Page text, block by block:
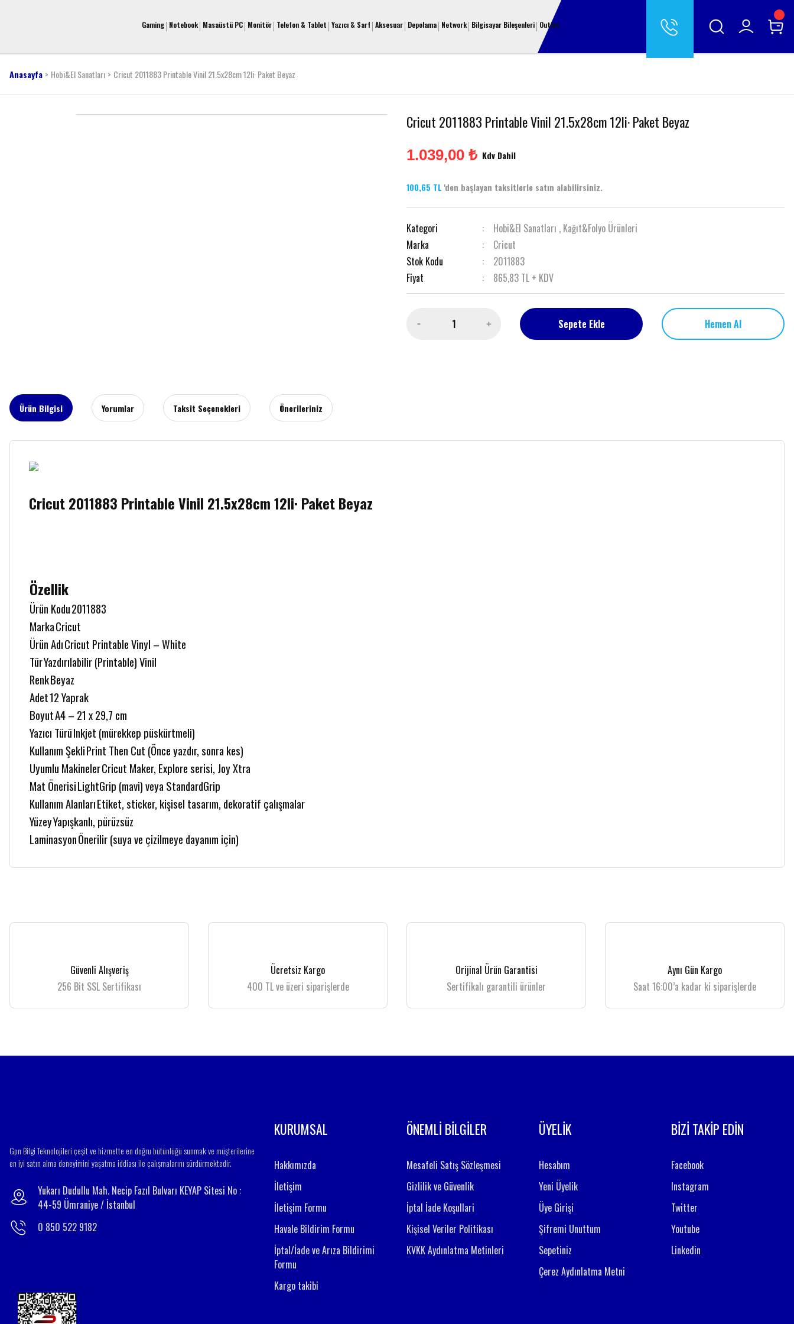
Gaming Notebook Masaüstü PC Monitör Telefon & Tablet Yazıcı & Sarf Aksesuar Depolama Network Bilgisayar Bileşenleri Outlet
Anasayfa Hobi&El Sanatları Cricut 2011883 Printable Vinil 21.5x28cm 12li· Paket Beyaz
Cricut 2011883 Printable Vinil 21.5x28cm 12li· Paket Beyaz
1.039,00 ₺ Kdv Dahil
100,65 TL 'den başlayan taksitlerle satın alabilirsiniz.
Kategori Hobi&El Sanatları , Kağıt&Folyo Ürünleri
Marka
Cricut
Stok Kodu
2011883
Fiyat
865,83 TL + KDV
Sepete Ekle Hemen Al
Ürün Bilgisi Yorumlar Taksit Seçenekleri Önerileriniz
Cricut 2011883 Printable Vinil 21.5x28cm 12li· Paket Beyaz
Özellik
Ürün Kodu2011883
MarkaCricut
Ürün AdıCricut Printable Vinyl – White
TürYazdırılabilir (Printable) Vinil
RenkBeyaz
Adet12 Yaprak
BoyutA4 – 21 x 29,7 cm
Yazıcı TürüInkjet (mürekkep püskürtmeli)
Kullanım ŞekliPrint Then Cut (Önce yazdır, sonra kes)
Uyumlu MakinelerCricut Maker, Explore serisi, Joy Xtra
Mat ÖnerisiLightGrip (mavi) veya StandardGrip
Kullanım AlanlarıEtiket, sticker, kişisel tasarım, dekoratif çalışmalar
YüzeyYapışkanlı, pürüzsüz
LaminasyonÖnerilir (suya ve çizilmeye dayanım için)
Görüş ve önerileriniz için teşekkür ederiz.
Ürün açıklamasında eksik bilgiler bulunuyor.
Ürün bilgilerinde hatalar bulunuyor.
Güvenli Alışveriş
256 Bit SSL Sertifikası
Ücretsiz Kargo
400 TL ve üzeri siparişlerde
Orijinal Ürün Garantisi
Sertifikalı garantili ürünler
Aynı Gün Kargo
Saat 16:00’a kadar ki siparişlerde
Gpn Bilgi Teknolojileri çeşit ve hizmette en doğru bütünlüğü sunmak ve müşterilerine
en iyi satın alma deneyimini yaşatma iddiası ile çalışmalarını sürdürmektedir.
Yukarı Dudullu Mah. Necip Fazıl Bulvarı KEYAP Sitesi No :
44-59 Ümraniye / İstanbul
0 850 522 9182
KURUMSAL
Hakkımızda
İletişim
İletişim Formu
Havale Bildirim Formu
İptal/İade ve Arıza Bildirimi
Formu
Kargo takibi
ÖNEMLİ BİLGİLER
Mesafeli Satış Sözleşmesi
Gizlilik ve Güvenlik
İptal İade Koşullari
Kişisel Veriler Politikası
KVKK Aydınlatma Metinleri
ÜYELİK
Hesabım
Yeni Üyelik
Üye Girişi
Şifremi Unuttum
Sepetiniz
Çerez Aydınlatma Metni
BİZİ TAKİP EDİN
Facebook
Instagram
Twitter
Youtube
Linkedin